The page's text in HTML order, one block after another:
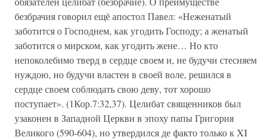
безбрачия говорил ещё апостол Павел: «Неженатый
заботится о Господнем, как угодить Господу; а женатый
заботится о мирском, как угодить жене… Но кто
непоколебимо тверд в сердце своем и, не будучи стесняем
нуждою, но будучи властен в своей воле, решился в
сердце своем соблюдать свою деву, тот хорошо
поступает». (1Кор.7:32,37). Целибат священников был
узаконен в Западной Церкви в эпоху папы Григория
Великого (590-604), но утвердился де факто только к XI